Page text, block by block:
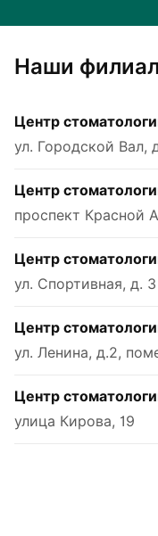
Наши
Центр
ул. Городской Вал,
Центр
проспект Красной
Центр
ул. Спортивная, д. 3
Центр
ул. Ленина, д.2,
Центр
улица Кирова, 19